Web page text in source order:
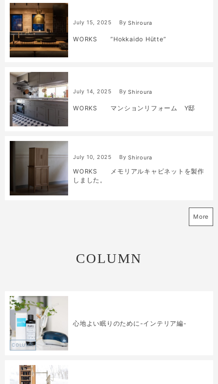
July 15, 2025 By Shiroura
WORKS ”Hokkaido Hütte”
July 14, 2025 By Shiroura
WORKS マンションリフォーム Y邸
July 10, 2025 By Shiroura
WORKS メモリアルキャビネットを製作
しました。
More
COLUMN
COLUMN
心地よい眠りのために-インテリア編-